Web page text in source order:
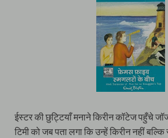
ईस्टर की छुट्टियाँ मनाने किरीन कॉटेज पहुँचे
टिमी को जब पता लगा कि उन्हें किरीन नहीं